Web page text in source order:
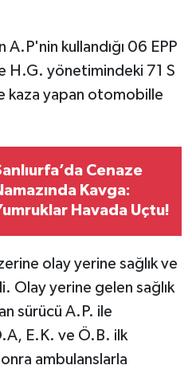
A.P'nin kullandığı 06 EPP
H.G. yönetimindeki 71 S
kaza yapan otomobille
Cenaze
Kavga:
Havada Uçtu!
olay yerine sağlık ve
Olay yerine gelen sağlık
sürücü A.P. ile
E.K. ve Ö.B. ilk
ambulanslarla